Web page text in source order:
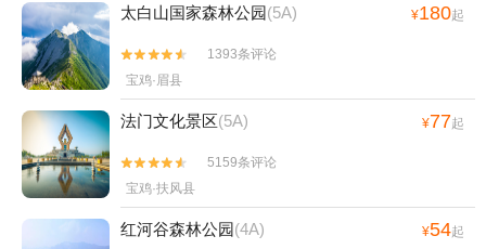
太白山国家森林公园(5A) ¥180起


1393条评论
宝鸡·眉县
法门文化景区(5A) ¥77起


5159条评论
宝鸡·扶风县
红河谷森林公园(4A) ¥54起